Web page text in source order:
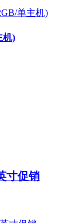
机)
寸促销